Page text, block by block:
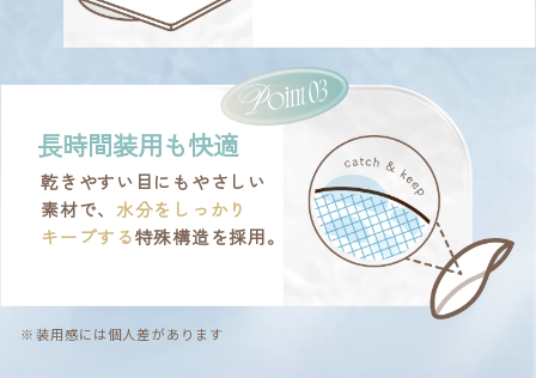
長時間装用も快適
乾きやすい目にもやさしい
素材で、 水分をしっかり
キープする特殊構造を採用。
※装用感には個人差があります